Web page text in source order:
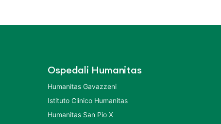
Ospedali Humanitas
Humanitas Gavazzeni
Istituto Clinico Humanitas
Humanitas San Pio X